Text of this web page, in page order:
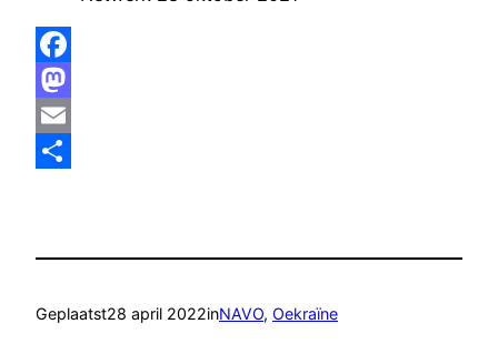
Facebook
Mastodon
Email
Geplaatst28 april 2022inNAVO, Oekraïne